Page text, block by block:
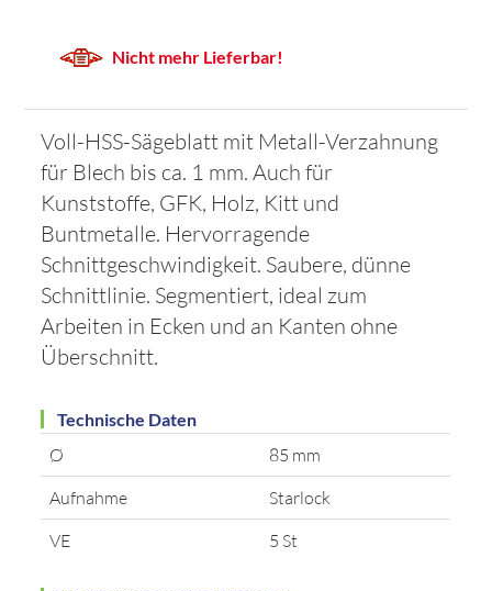
Nicht mehr Lieferbar!
Voll-HSS-Sägeblatt mit Metall-Verzahnung
für Blech bis ca. 1 mm. Auch für
Kunststoffe, GFK, Holz, Kitt und
Buntmetalle. Hervorragende
Schnittgeschwindigkeit. Saubere, dünne
Schnittlinie. Segmentiert, ideal zum
Arbeiten in Ecken und an Kanten ohne
Überschnitt.
Technische Daten
Ø
85 mm
Aufnahme
Starlock
VE
5 St